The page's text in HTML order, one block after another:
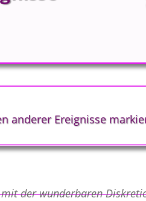
anderer Ereignisse
der wunderbaren